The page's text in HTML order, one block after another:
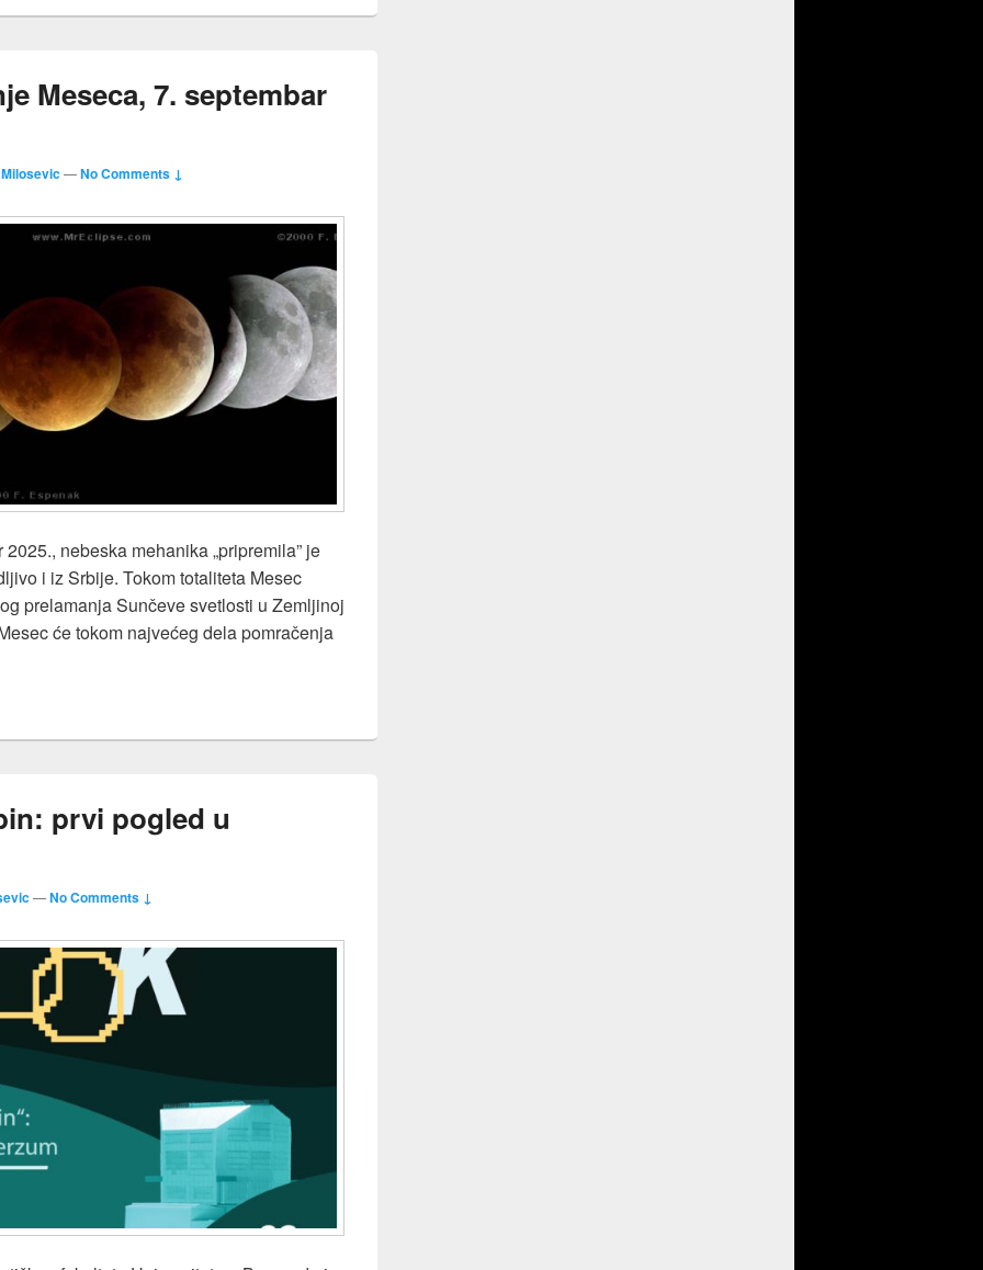
Meseca, 7. septembar
—No Comments ↓
nebeska mehanika „pripremila” je
i iz Srbije. Tokom totaliteta Mesec
prelamanja Sunčeve svetlosti u Zemljinoj
će tokom najvećeg dela pomračenja
pomračenje Meseca, 7. septembar 2025.
prvi pogled u
—No Comments ↓